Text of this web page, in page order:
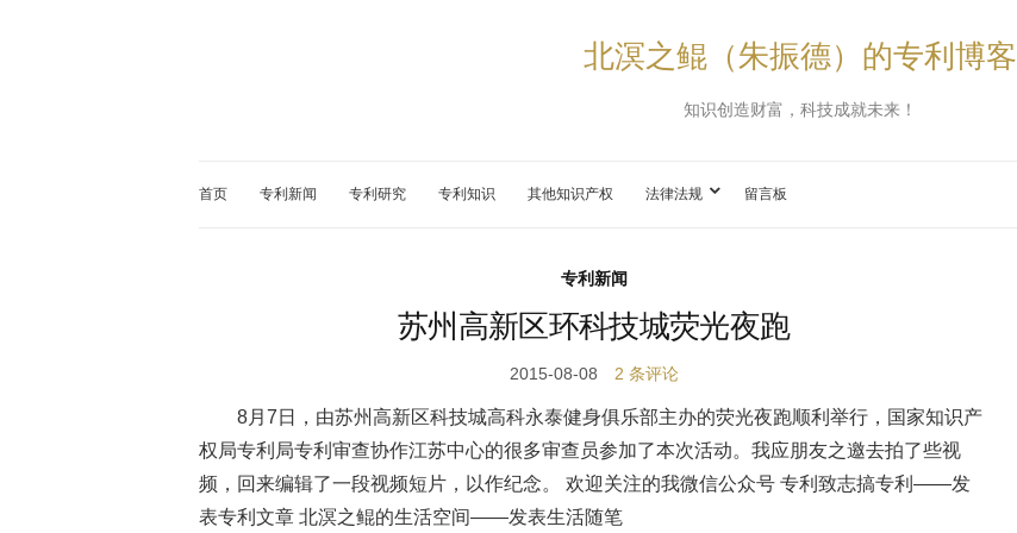
北溟之鲲（朱振德）的专利博客
知识创造财富，科技成就未来！
首页 专利新闻 专利研究 专利知识 其他知识产权 法律法规 留言板
专利新闻
苏州高新区环科技城荧光夜跑
2015-08-08 2 条评论
8月7日，由苏州高新区科技城高科永泰健身俱乐部主办的荧光夜跑顺利举行，国家知识产
权局专利局专利审查协作江苏中心的很多审查员参加了本次活动。我应朋友之邀去拍了些视
频，回来编辑了一段视频短片，以作纪念。 欢迎关注的我微信公众号 专利致志搞专利——发
表专利文章 北溟之鲲的生活空间——发表生活随笔